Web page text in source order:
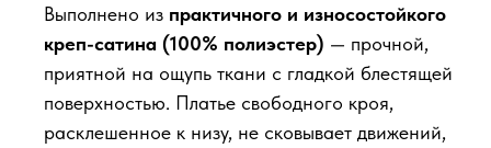
Выполнено из практичного и износостойкого
креп-сатина (100% полиэстер) — прочной,
приятной на ощупь ткани с гладкой блестящей
поверхностью. Платье свободного кроя,
расклешенное к низу, не сковывает движений,